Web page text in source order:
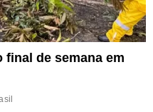
final de semana em